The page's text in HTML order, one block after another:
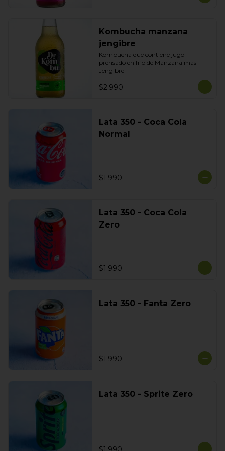
Kombucha manzana
jengibre
Kombucha que contiene jugo
prensado en frío de Manzana más
Jengibre
$2.990
Lata 350 - Coca Cola
Normal
$1.990
Lata 350 - Coca Cola
Zero
$1.990
Lata 350 - Fanta Zero
$1.990
Lata 350 - Sprite Zero